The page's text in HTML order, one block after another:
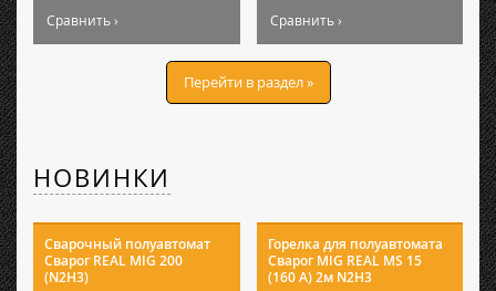
Сравнить › Сравнить ›
Перейти в раздел »
НОВИНКИ
Сварочный полуавтомат
Сварог REAL MIG 200
(N2H3)
Горелка для полуавтомата
Сварог MIG REAL MS 15
(160 А) 2м N2H3